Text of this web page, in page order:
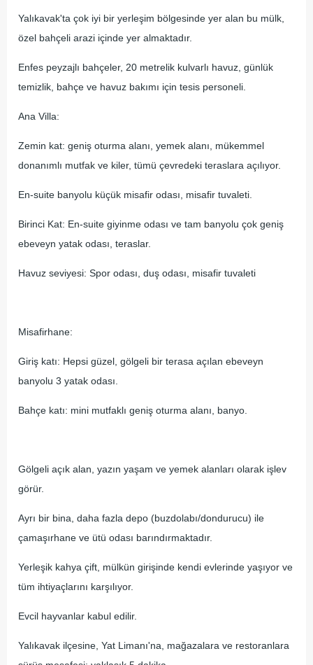
Yalıkavak'ta çok iyi bir yerleşim bölgesinde yer alan bu mülk,
özel bahçeli arazi içinde yer almaktadır.
Enfes peyzajlı bahçeler, 20 metrelik kulvarlı havuz, günlük
temizlik, bahçe ve havuz bakımı için tesis personeli.
Ana Villa:
Zemin kat: geniş oturma alanı, yemek alanı, mükemmel
donanımlı mutfak ve kiler, tümü çevredeki teraslara açılıyor.
En-suite banyolu küçük misafir odası, misafir tuvaleti.
Birinci Kat: En-suite giyinme odası ve tam banyolu çok geniş
ebeveyn yatak odası, teraslar.
Havuz seviyesi: Spor odası, duş odası, misafir tuvaleti
Misafirhane:
Giriş katı: Hepsi güzel, gölgeli bir terasa açılan ebeveyn
banyolu 3 yatak odası.
Bahçe katı: mini mutfaklı geniş oturma alanı, banyo.
Gölgeli açık alan, yazın yaşam ve yemek alanları olarak işlev
görür.
Ayrı bir bina, daha fazla depo (buzdolabı/dondurucu) ile
çamaşırhane ve ütü odası barındırmaktadır.
Yerleşik kahya çift, mülkün girişinde kendi evlerinde yaşıyor ve
tüm ihtiyaçlarını karşılıyor.
Evcil hayvanlar kabul edilir.
Yalıkavak ilçesine, Yat Limanı'na, mağazalara ve restoranlara